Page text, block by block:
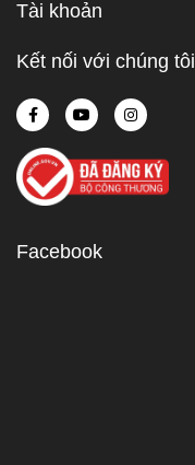
Tài khoản
Kết nối với chúng tôi
Facebook